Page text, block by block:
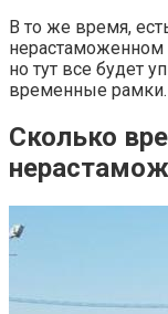
В то же время,
нерастаможенном
но тут все будет
временные рамки.
Сколько